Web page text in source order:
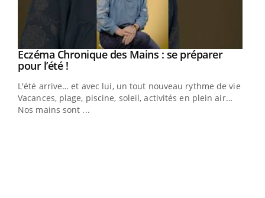
Youtube
Eczéma Chronique des Mains : se préparer
pour l’été !Youtube
L'été arrive… et avec lui, un tout nouveau rythme de vie !
Vacances, plage, piscine, soleil, activités en plein air…
Nos mains sont ...